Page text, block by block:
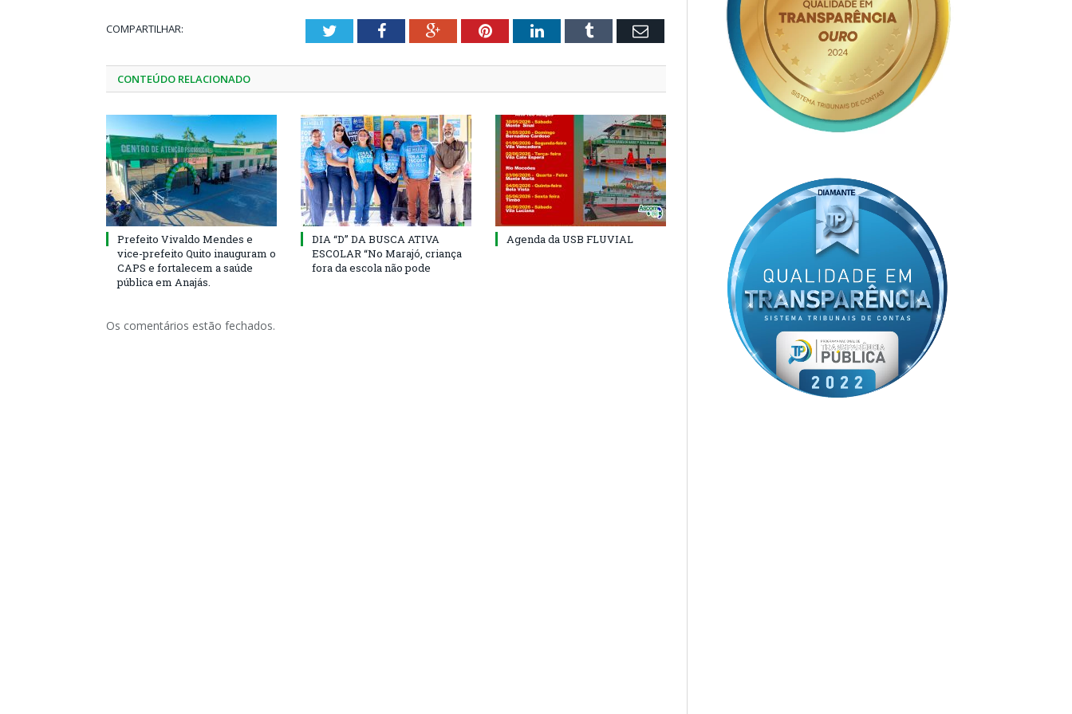
COMPARTILHAR: TwitterFacebookGoogle+PinterestLinkedInTumblr Email
CONTEÚDO RELACIONADO
Prefeito Vivaldo Mendes e
vice-prefeito Quito inauguram o
CAPS e fortalecem a saúde
pública em Anajás.
DIA “D” DA BUSCA ATIVA
ESCOLAR “No Marajó, criança
fora da escola não pode
Agenda da USB FLUVIAL
Os comentários estão fechados.